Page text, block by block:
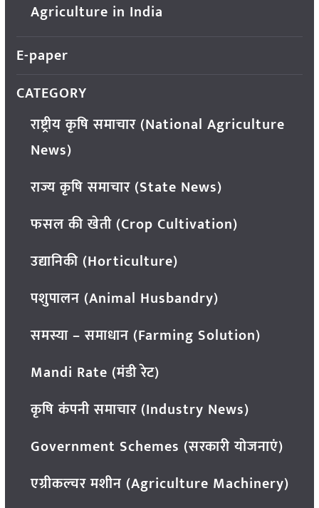
Agriculture in India
E-paper
CATEGORY
राष्ट्रीय कृषि समाचार (National Agriculture
News)
राज्य कृषि समाचार (State News)
फसल की खेती (Crop Cultivation)
उद्यानिकी (Horticulture)
पशुपालन (Animal Husbandry)
समस्या – समाधान (Farming Solution)
Mandi Rate (मंडी रेट)
कृषि कंपनी समाचार (Industry News)
Government Schemes (सरकारी योजनाएं)
एग्रीकल्चर मशीन (Agriculture Machinery)